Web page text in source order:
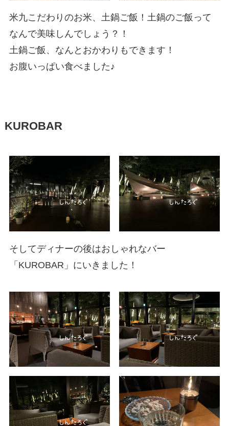
米九こだわりのお米、土鍋ご飯！土鍋のご飯って
なんで美味しんでしょう？！
土鍋ご飯、なんとおかわりもできます！
お腹いっぱい食べました♪
KUROBAR
そしてディナーの後はおしゃれなバー
「KUROBAR」にいきました！